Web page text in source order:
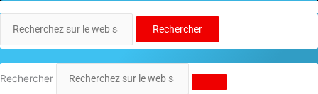
Rechercher
Rechercher